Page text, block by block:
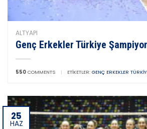
ALTYAPI
Genç Erkekler Türkiye
550 COMMENTS | ETIKETLER: GENÇ ERKEKLER
25
HAZ